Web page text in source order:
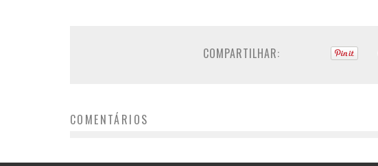
COMPARTILHAR:
COMENTÁRIOS